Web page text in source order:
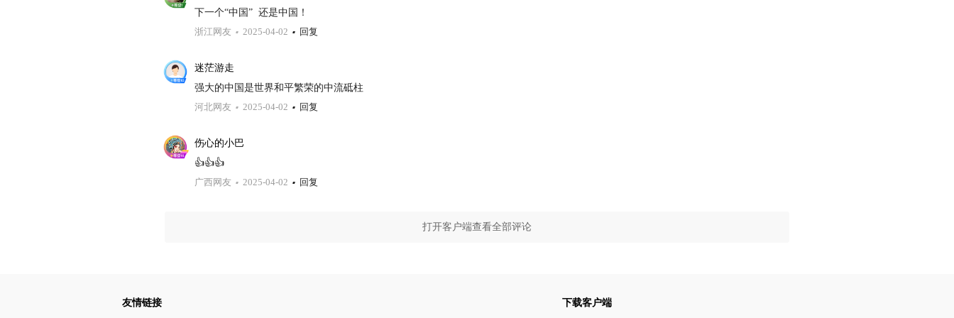
下一个“中国”  还是中国！
浙江网友
2025-04-02 回复
迷茫游走
强大的中国是世界和平繁荣的中流砥柱
河北网友
2025-04-02 回复
伤心的小巴
👍👍👍
广西网友
2025-04-02 回复
打开客户端查看全部评论
友情链接 下载客户端